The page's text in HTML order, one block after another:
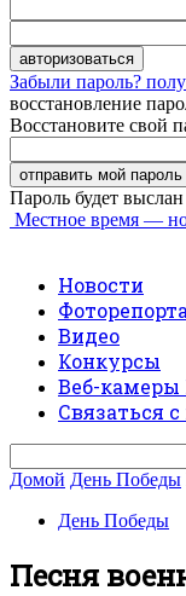
Забыли пароль?
восстановление
Восстановите свой
Пароль будет
Местное время —
Новости
Видео
Конкурсы
Веб-камеры
Связаться
Домой День Победы
День Победы
Песня